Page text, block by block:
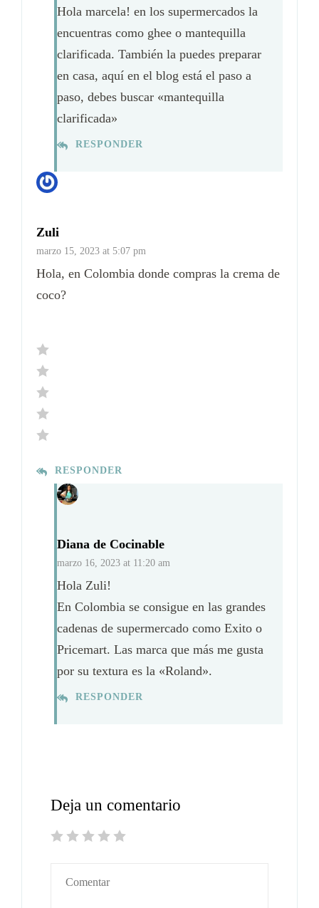
RESPONDER
Hola marcela! en los supermercados la
encuentras como ghee o mantequilla
clarificada. También la puedes preparar
en casa, aquí en el blog está el paso a
paso, debes buscar «mantequilla
clarificada»
Zuli
marzo 15, 2023 at 5:07 pm
RESPONDER
Hola, en Colombia donde compras la crema de
coco?
Diana de Cocinable
marzo 16, 2023 at 11:20 am
RESPONDER
Hola Zuli!
En Colombia se consigue en las grandes
cadenas de supermercado como Exito o
Pricemart. Las marca que más me gusta
por su textura es la «Roland».
Deja un comentario